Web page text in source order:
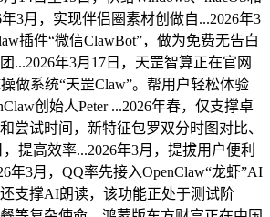
3月，实现伴侣圈素材创做自...2026年3
插件“微信ClawBot”，做为免费无告白
...2026年3月17日，天罡智算正在官网
做系统“天罡Claw”。帮用户轻松体验
创始人Peter ...2026年春，仅支撑卓
尝试时间，新特征包罗双分时图对比、
提高效率...2026年3月，提拔用户便利
年3月，QQ率先接入OpenClaw“龙虾”AI
支撑AI朗读，该功能正处于测试阶